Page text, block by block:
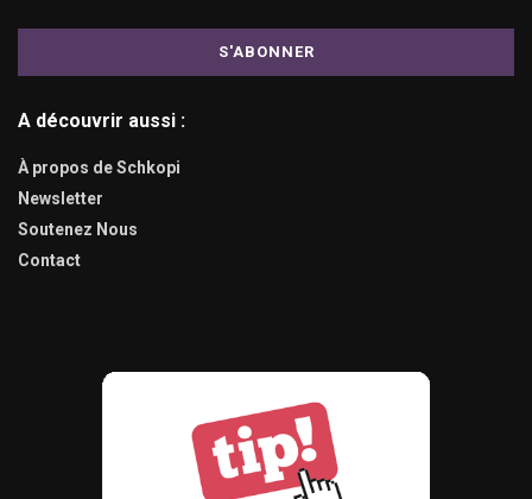
A découvrir aussi :
À propos de Schkopi
Newsletter
Soutenez Nous
Contact